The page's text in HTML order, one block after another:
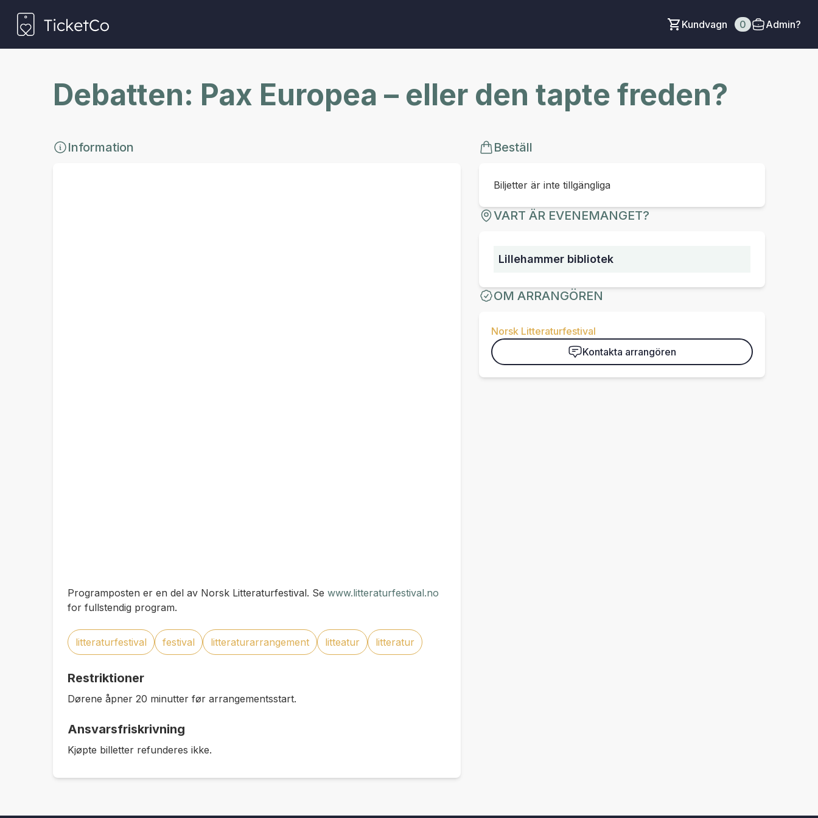
Kundvagn 0 Admin?
Debatten: Pax Europea – eller den tapte freden?
Information
Programposten er en del av Norsk Litteraturfestival. Se www.litteraturfestival.no
for fullstendig program.
litteraturfestival festival litteraturarrangement litteatur litteratur
Restriktioner
Dørene åpner 20 minutter før arrangementsstart.
Ansvarsfriskrivning
Kjøpte billetter refunderes ikke.
Beställ
Biljetter är inte tillgängliga
VART ÄR EVENEMANGET?
Lillehammer bibliotek
OM ARRANGÖREN
Norsk Litteraturfestival
Kontakta arrangören